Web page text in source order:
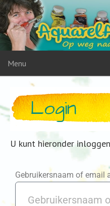
Menu
Login
U kunt hieronder inloggen
Gebruikersnaam of email